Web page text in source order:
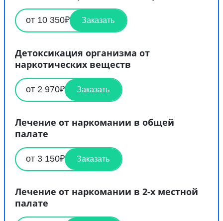
от 10 350₽ Заказать
Детоксикация организма от
наркотических веществ
от 2 970₽ Заказать
Лечение от наркомании в общей
палате
от 3 150₽ Заказать
Лечение от наркомании в 2-х местной
палате